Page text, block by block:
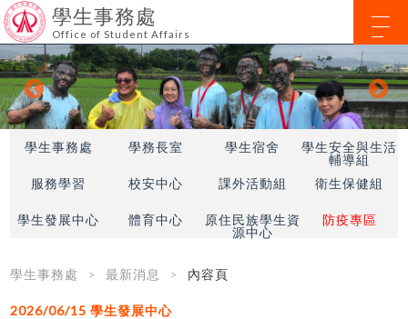
學生事務處
Office of Student Affairs
學生事務處 學務長室 學生宿舍
學生安全與生活
輔導組
服務學習
校安中心 課外活動組 衛生保健組
學生發展中心 體育中心
原住民族學生資
源中心
防疫專區
學生事務處 最新消息 內容頁
2026/06/15學生發展中心